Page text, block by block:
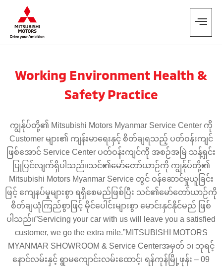
Working Environment Health &
Safety Practice
ကျွန်ုပ်တို့၏ Mitsubishi Motors Myanmar Service Center ကို
Customer များ၏ ကျန်းမာရေးနှင့် စိတ်ချရသည့် ပတ်ဝန်းကျင်
ဖြစ်အောင် Service Center ပတ်ဝန်းကျင်ကို အစဉ်အမြဲ သန့်ရှင်း
ပြုပြင်လျက်ရှိပါသည်။သင်၏မော်တော်ယာဉ်ကို ကျွန်ုပ်တို့၏
Mitsubishi Motors Myanmar Service တွင် ဝန်ဆောင်မှုယူခြင်း
ဖြင့် ကျေနပ်မှုများစွာ ရရှိစေမည်ဖြစ်ပြီး သင်၏မော်တော်ယာဉ်ကို
စိတ်ချယုံကြည်စွာဖြင့် မိုင်ပေါင်းများစွာ မောင်းနှင်နိုင်မည် ဖြစ်
ပါသည်။”Servicing your car with us will leave you a satisfied
customer, we go the extra mile.”MITSUBISHI MOTORS
MYANMAR SHOWROOM & Service Centerအမှတ် ၁၊ ဘုရင့်
နောင်လမ်းနှင့် ရွာမကျောင်းလမ်းထောင့်၊ ရန်ကုန်မြို့ဖုန်း – 09